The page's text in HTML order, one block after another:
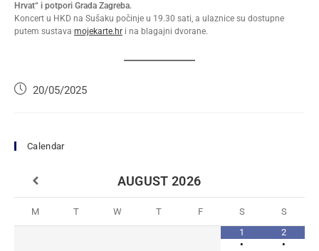
Hrvat“ i potpori Grada Zagreba.
Koncert u HKD na Sušaku počinje u 19.30 sati, a ulaznice su dostupne
putem sustava mojekarte.hr i na blagajni dvorane.
20/05/2025
Calendar
AUGUST 2026
M T W T F S
S
1
•
2
•